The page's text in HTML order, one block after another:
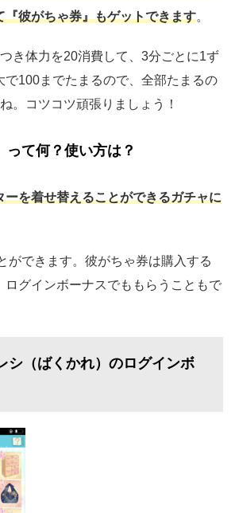
『彼がちゃ券』もゲットできます。
き体力を20消費して、3分ごとに1ず
で100までたまるので、全部たまるの
。コツコツ頑張りましょう！
って何？使い方は？
ーを着せ替えることができるガチャに
ができます。彼がちゃ券は購入する
ログインボーナスでももらうこともで
シ（ばくかれ）のログインボ